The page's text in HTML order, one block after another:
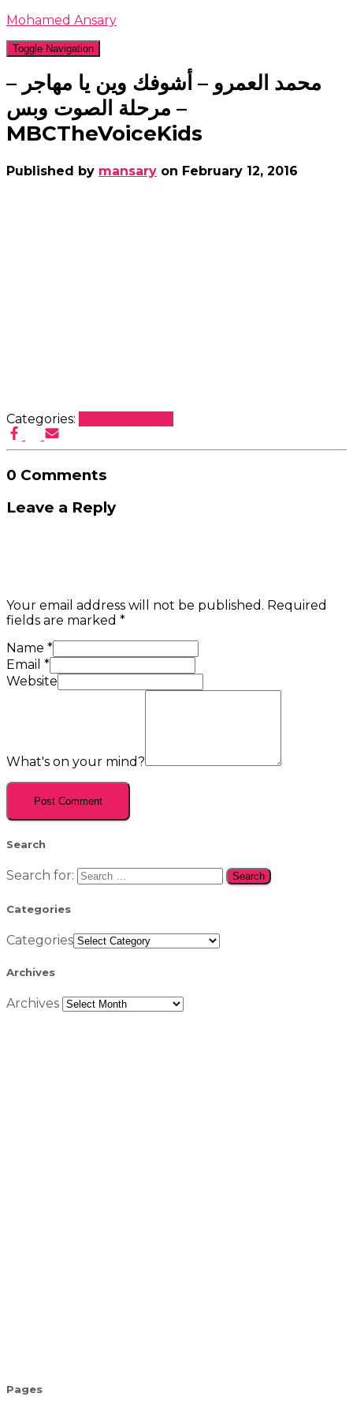
Mohamed Ansary
Toggle Navigation
محمد العمرو – أشوفك وين يا مهاجر –
مرحلة الصوت وبس –
MBCTheVoiceKids
Published by mansary on February 12, 2016
Categories:
0 Comments
Leave a Reply
Your email address will not be published. Required
fields are marked *
Name *
Email *
Website
What's on your mind?
Search
Search for:
Categories
Categories
Archives
Archives
Pages